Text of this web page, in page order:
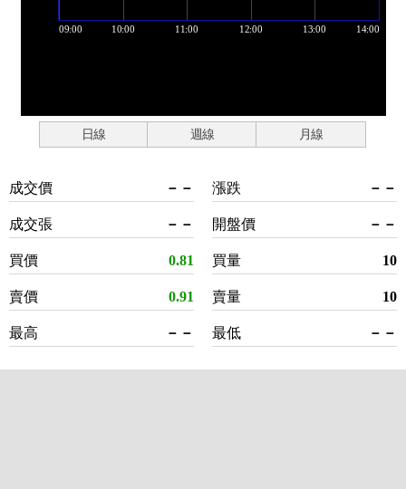
日線 週線 月線
成交價 －－
成交張 －－
買價 0.81
賣價 0.91
最高 －－
漲跌 －－
開盤價 －－
買量 10
賣量 10
最低 －－